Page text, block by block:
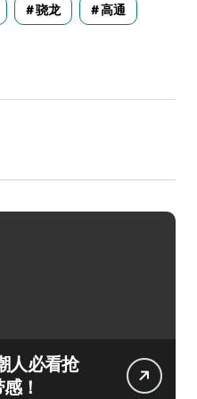
骁龙 高通
人必看抢
！